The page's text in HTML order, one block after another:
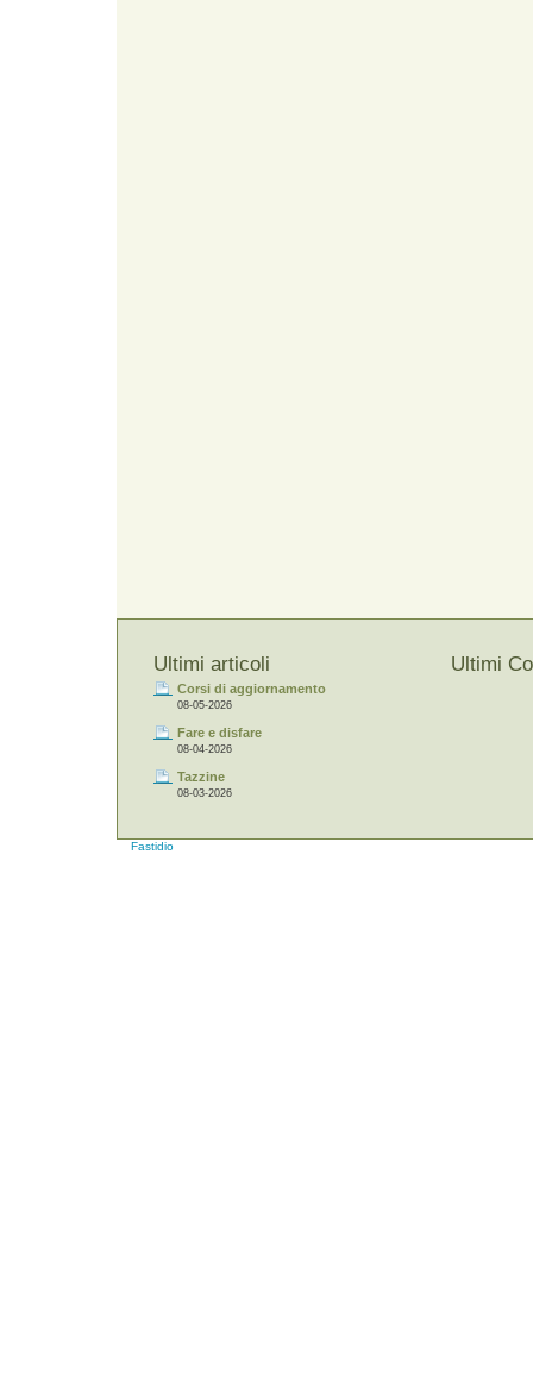
Ultimi articoli
Corsi di aggiornamento
08-05-2026
Fare e disfare
08-04-2026
Tazzine
08-03-2026
Ultimi
Fastidio